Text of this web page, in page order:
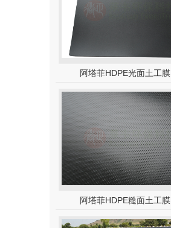
阿塔菲HDPE光面土工膜
阿塔菲HDPE糙面土工膜